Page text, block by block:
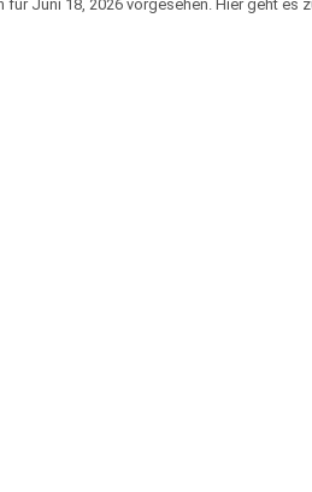
Hinweis
für Juni 18, 2026 vorgesehen. Hier geht es